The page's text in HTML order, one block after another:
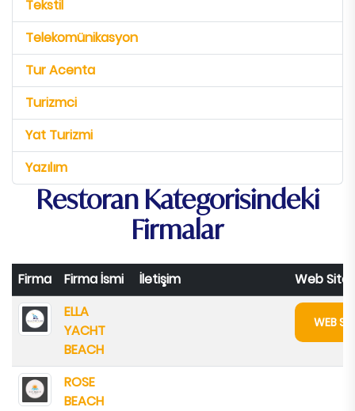
Tekstil
Telekomünikasyon
Tur Acenta
Turizmci
Yat Turizmi
Yazılım
Restoran Kategorisindeki
Firmalar
Firma Firma İsmi İletişim
Web
ELLA
YACHT
BEACH
WEB
ROSE
BEACH